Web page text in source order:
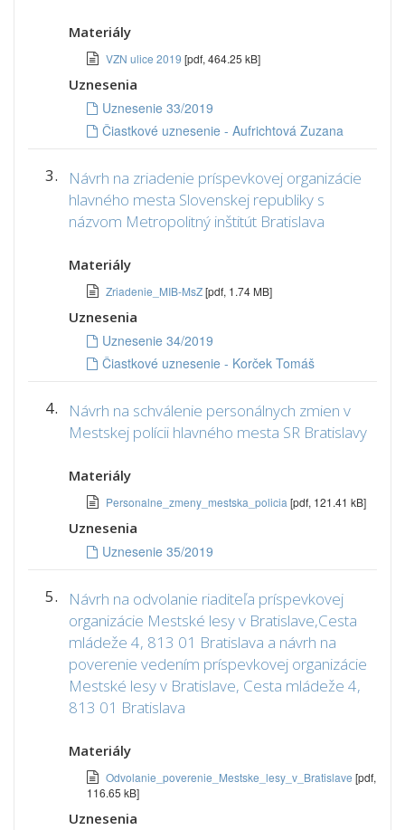
Materiály
VZN ulice 2019 [pdf, 464.25 kB]
Uznesenia
Uznesenie 33/2019
Čiastkové uznesenie - Aufrichtová Zuzana
3.
Návrh na zriadenie príspevkovej organizácie
hlavného mesta Slovenskej republiky s
názvom Metropolitný inštitút Bratislava
Materiály
Zriadenie_MIB-MsZ[pdf, 1.74 MB]
Uznesenia
Uznesenie 34/2019
Čiastkové uznesenie - Korček Tomáš
4.
Návrh na schválenie personálnych zmien v
Mestskej polícii hlavného mesta SR Bratislavy
Materiály
Personalne_zmeny_mestska_policia [pdf, 121.41 kB]
Uznesenia
Uznesenie 35/2019
5.
Návrh na odvolanie riaditeľa príspevkovej
organizácie Mestské lesy v Bratislave,Cesta
mládeže 4, 813 01 Bratislava a návrh na
poverenie vedením príspevkovej organizácie
Mestské lesy v Bratislave, Cesta mládeže 4,
813 01 Bratislava
Materiály
Odvolanie_poverenie_Mestske_lesy_v_Bratislave [pdf,
116.65 kB]
Uznesenia